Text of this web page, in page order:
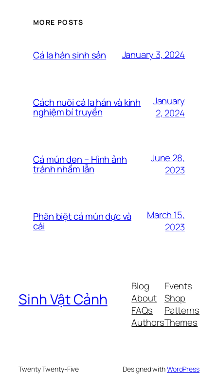
MORE POSTS
Cá la hán sinh sản January 3, 2024
Cách nuôi cá la hán và kinh
nghiệm bí truyền
January
2, 2024
Cá mún đen – Hình ảnh
tránh nhầm lẫn
June 28,
2023
Phân biệt cá mún đực và
cái
March 15,
2023
Sinh Vật Cảnh
Blog
About
FAQs
Authors
Events
Shop
Patterns
Themes
Twenty Twenty-Five Designed withWordPress